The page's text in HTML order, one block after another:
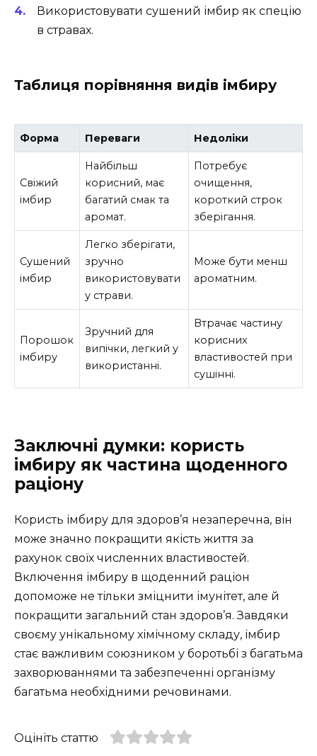
Використовувати сушений імбир як спецію
в стравах.
Таблиця порівняння видів імбиру
Форма Переваги Недоліки
Свіжий
імбир
Найбільш
корисний, має
багатий смак та
аромат.
Потребує
очищення,
короткий строк
зберігання.
Сушений
імбир
Легко зберігати,
зручно
використовувати
у страви.
Може бути менш
ароматним.
Порошок
імбиру
Зручний для
випічки, легкий у
використанні.
Втрачає частину
корисних
властивостей при
сушінні.
Заключні думки: користь
імбиру як частина щоденного
раціону
Користь імбиру для здоров’я незаперечна, він
може значно покращити якість життя за
рахунок своїх численних властивостей.
Включення імбиру в щоденний раціон
допоможе не тільки зміцнити імунітет, але й
покращити загальний стан здоров’я. Завдяки
своєму унікальному хімічному складу, імбир
стає важливим союзником у боротьбі з багатьма
захворюваннями та забезпеченні організму
багатьма необхідними речовинами.
Оцініть статтю